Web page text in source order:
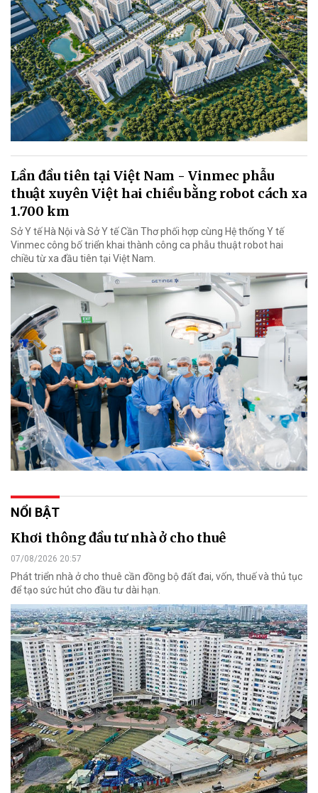
Lần đầu tiên tại Việt Nam - Vinmec phẫu
thuật xuyên Việt hai chiều bằng robot cách xa
1.700 km
Sở Y tế Hà Nội và Sở Y tế Cần Thơ phối hợp cùng Hệ thống Y tế
Vinmec công bố triển khai thành công ca phẫu thuật robot hai
chiều từ xa đầu tiên tại Việt Nam.
NỔI BẬT
Khơi thông đầu tư nhà ở cho thuê
07/08/2026 20:57
Phát triển nhà ở cho thuê cần đồng bộ đất đai, vốn, thuế và thủ tục
để tạo sức hút cho đầu tư dài hạn.